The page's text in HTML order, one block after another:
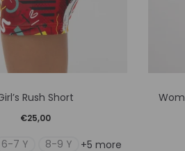
το
έχει
Rush Short
€25,00
6-7 Y 8-9 Y +5 more